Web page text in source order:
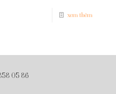
xem thêm
05 86